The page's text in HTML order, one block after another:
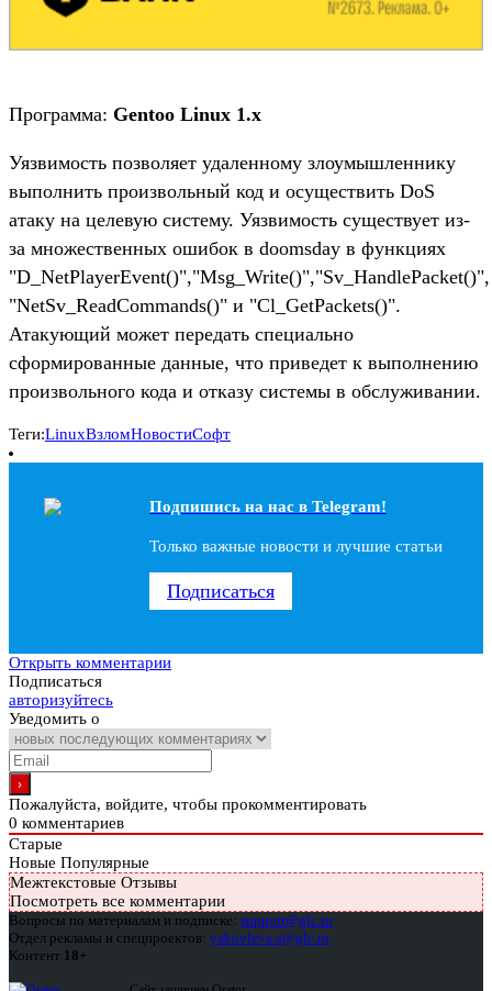
Программа: Gentoo Linux 1.x
Уязвимость позволяет удаленному злоумышленнику
выполнить произвольный код и осуществить DoS
атаку на целевую систему. Уязвимость существует из-
за множественных ошибок в doomsday в функциях
"D_NetPlayerEvent()","Msg_Write()","Sv_HandlePacket()",
"NetSv_ReadCommands()" и "Cl_GetPackets()".
Атакующий может передать специально
сформированные данные, что приведет к выполнению
произвольного кода и отказу системы в обслуживании.
Теги:LinuxВзломНовостиСофт
Подпишись на наc в Telegram!
Только важные новости и лучшие статьи
Подписаться
Открыть комментарии
Подписаться
авторизуйтесь
Уведомить о
Пожалуйста, войдите, чтобы прокомментировать
0 комментариев
Старые
Новые Популярные
Межтекстовые Отзывы
Посмотреть все комментарии
Вопросы по материалам и подписке: support@glc.ru
Отдел рекламы и спецпроектов: yakovleva.a@glc.ru
Контент 18+